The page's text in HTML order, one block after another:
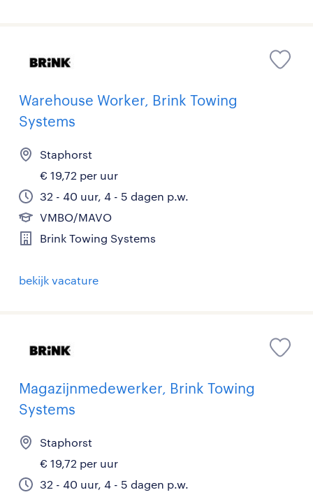
Warehouse Worker, Brink Towing
Systems
Staphorst
€ 19,72 per uur
32 - 40 uur, 4 - 5 dagen p.w.
VMBO/MAVO
Brink Towing Systems
bekijk vacature
Magazijnmedewerker, Brink Towing
Systems
Staphorst
€ 19,72 per uur
32 - 40 uur, 4 - 5 dagen p.w.